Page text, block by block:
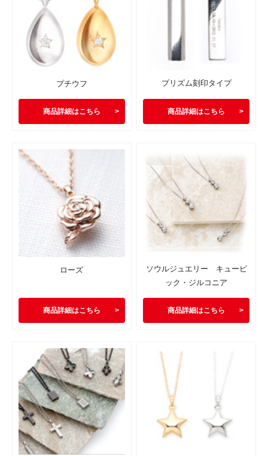
プチウフ
商品詳細はこちら
プリズム刻印タイプ
商品詳細はこちら
ローズ
商品詳細はこちら
ソウルジュエリー キュービ
ック・ジルコニア
商品詳細はこちら